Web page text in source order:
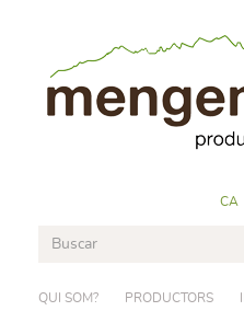
CA
QUI SOM? PRODUCTORS